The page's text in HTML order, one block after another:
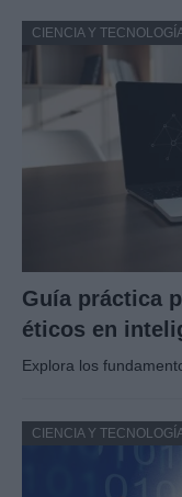
CIENCIA Y
Guía práctica
éticos en
Explora los
CIENCIA Y